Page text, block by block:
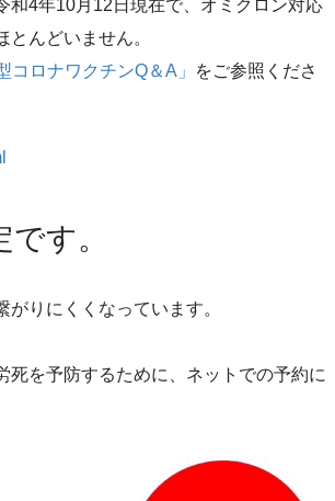
和4年10月12日現在で、オミクロン対応
んどいません。
コロナワクチンQ＆A」 をご参照くださ
す。
りにくくなっています。
死を予防するために、ネットでの予約に